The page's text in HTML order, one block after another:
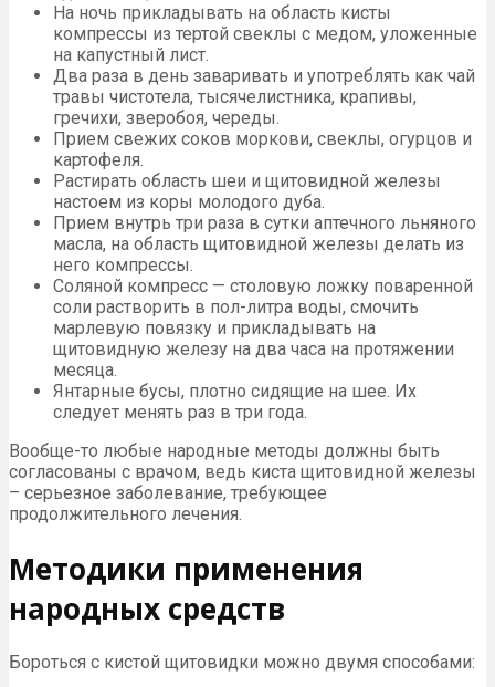
На ночь прикладывать на область кисты
компрессы из тертой свеклы с медом, уложенные
на капустный лист.
Два раза в день заваривать и употреблять как чай
травы чистотела, тысячелистника, крапивы,
гречихи, зверобоя, череды.
Прием свежих соков моркови, свеклы, огурцов и
картофеля.
Растирать область шеи и щитовидной железы
настоем из коры молодого дуба.
Прием внутрь три раза в сутки аптечного льняного
масла, на область щитовидной железы делать из
него компрессы.
Соляной компресс — столовую ложку поваренной
соли растворить в пол-литра воды, смочить
марлевую повязку и прикладывать на
щитовидную железу на два часа на протяжении
месяца.
Янтарные бусы, плотно сидящие на шее. Их
следует менять раз в три года.
Вообще-то любые народные методы должны быть
согласованы с врачом, ведь киста щитовидной железы
– серьезное заболевание, требующее
продолжительного лечения.
Методики применения
народных средств
Бороться с кистой щитовидки можно двумя способами: